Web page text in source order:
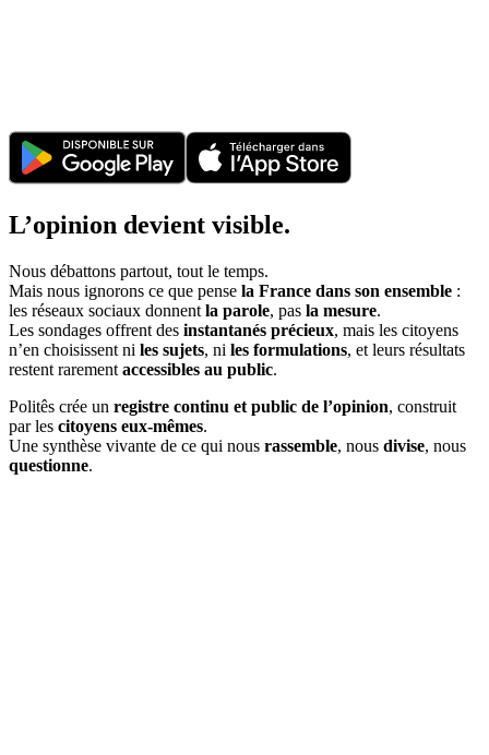
L’opinion devient visible.
Nous débattons partout, tout le temps.
Mais nous ignorons ce que pense la France dans son ensemble :
les réseaux sociaux donnent la parole, pas la mesure.
Les sondages offrent des instantanés précieux, mais les citoyens
n’en choisissent ni les sujets, ni les formulations, et leurs résultats
restent rarement accessibles au public.
Politês crée un registre continu et public de l’opinion, construit
par les citoyens eux-mêmes.
Une synthèse vivante de ce qui nous rassemble, nous divise, nous
questionne.